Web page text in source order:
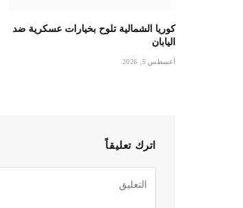
كوريا الشمالية تلوح بخيارات عسكرية ضد
اليابان
أغسطس 5, 2026
اترك تعليقاً